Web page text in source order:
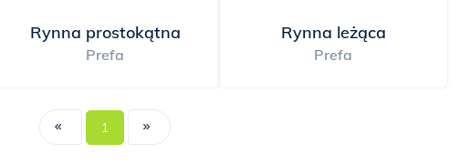
Rynna prostokątna
Prefa
Rynna leżąca
Prefa
1